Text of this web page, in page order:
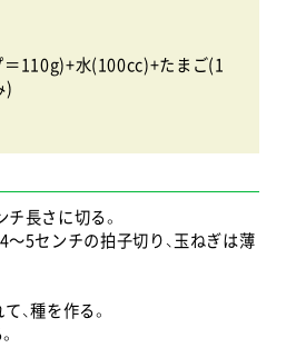
110g)+水(100cc)+たまご(1
)
チ長さに切る。
4～5センチの拍子切り、玉ねぎは薄
て、種を作る。